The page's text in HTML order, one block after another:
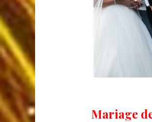
Mariage